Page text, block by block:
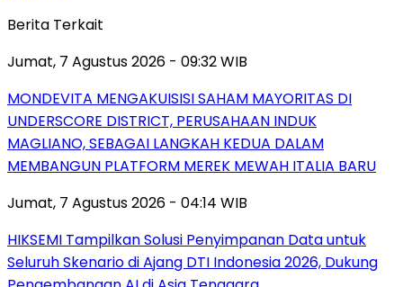
Berita Terkait
Jumat, 7 Agustus 2026 - 09:32 WIB
MONDEVITA MENGAKUISISI SAHAM MAYORITAS DI
UNDERSCORE DISTRICT, PERUSAHAAN INDUK
MAGLIANO, SEBAGAI LANGKAH KEDUA DALAM
MEMBANGUN PLATFORM MEREK MEWAH ITALIA BARU
Jumat, 7 Agustus 2026 - 04:14 WIB
HIKSEMI Tampilkan Solusi Penyimpanan Data untuk
Seluruh Skenario di Ajang DTI Indonesia 2026, Dukung